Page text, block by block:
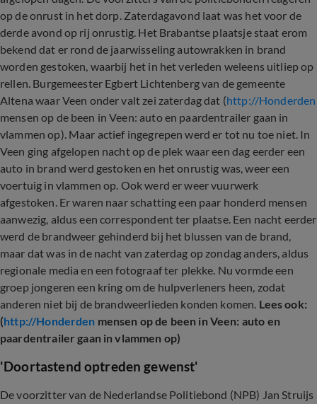
op de onrust in het dorp. Zaterdagavond laat was het voor de
derde avond op rij onrustig. Het Brabantse plaatsje staat erom
bekend dat er rond de jaarwisseling autowrakken in brand
worden gestoken, waarbij het in het verleden weleens uitliep op
rellen. Burgemeester Egbert Lichtenberg van de gemeente
Altena waar Veen onder valt zei zaterdag dat (http://Honderden
mensen op de been in Veen: auto en paardentrailer gaan in
vlammen op). Maar actief ingegrepen werd er tot nu toe niet. In
Veen ging afgelopen nacht op de plek waar een dag eerder een
auto in brand werd gestoken en het onrustig was, weer een
voertuig in vlammen op. Ook werd er weer vuurwerk
afgestoken. Er waren naar schatting een paar honderd mensen
aanwezig, aldus een correspondent ter plaatse. Een nacht eerder
werd de brandweer gehinderd bij het blussen van de brand,
maar dat was in de nacht van zaterdag op zondag anders, aldus
regionale media en een fotograaf ter plekke. Nu vormde een
groep jongeren een kring om de hulpverleners heen, zodat
anderen niet bij de brandweerlieden konden komen. Lees ook:
(http://Honderden mensen op de been in Veen: auto en
paardentrailer gaan in vlammen op)
'Doortastend optreden gewenst'
De voorzitter van de Nederlandse Politiebond (NPB) Jan Struijs